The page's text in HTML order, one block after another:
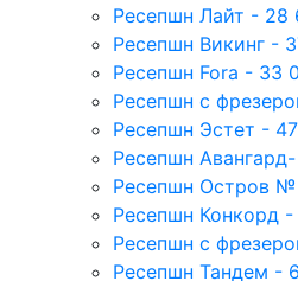
Ресепшн Лайт - 28
Ресепшн Викинг -
Ресепшн Fora - 33
Ресепшн с
Ресепшн Эстет -
Ресепшн
Ресепшн Остров
Ресепшн Конкорд
Ресепшн с
Ресепшн Тандем -